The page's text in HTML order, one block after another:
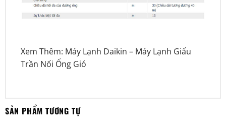
Xem Thêm: Máy Lạnh Daikin – Máy Lạnh Giấu
Trần Nối Ống Gió
SẢN PHẨM TƯƠNG TỰ